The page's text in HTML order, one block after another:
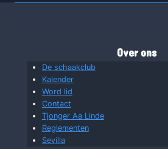
Over ons
De schaakclub
Kalender
Word lid
Contact
Tjonger Aa Linde
Reglementen
Sevilla